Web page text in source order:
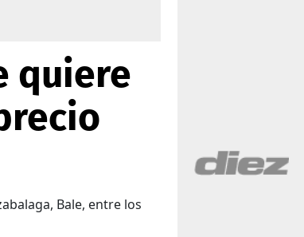
quiere
Bale, entre los